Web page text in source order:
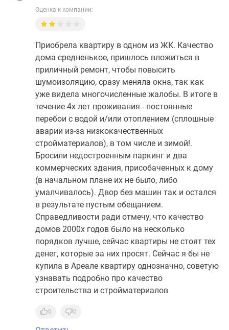
Оценка к компании:
Приобрела квартиру в одном из ЖК. Качество
дома средненькое, пришлось вложиться в
приличный ремонт, чтобы повысить
шумоизоляцию, сразу меняла окна, так как
уже видела многочисленные жалобы. В итоге в
течение 4х лет проживания - постоянные
перебои с водой и/или отоплением (сплошные
аварии из-за низкокачественных
стройматериалов), в том числе и зимой!.
Бросили недостроенным паркинг и два
коммерческих здания, присобаченных к дому
(в начальном плане их не было, либо
умалчивалось). Двор без машин так и остался
в результате пустым обещанием.
Справедливости ради отмечу, что качество
домов 2000х годов было на несколько
порядков лучше, сейчас квартиры не стоят тех
денег, которые эа них просят. Сейчас я бы не
купила в Ареале квартиру однозначно, советую
узнавать подробно про качество
строительства и стройматериалов
0 0